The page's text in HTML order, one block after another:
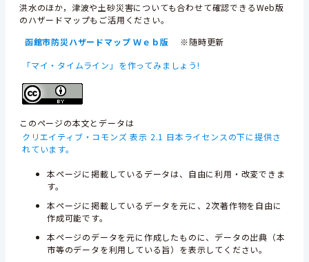
洪水のほか，津波や土砂災害についても合わせて確認できるWeb版
のハザードマップもご活用ください。
函館市防災ハザードマップ Ｗｅｂ版
※随時更新
「マイ・タイムライン」を作ってみましょう!
このページの本文とデータは
クリエイティブ・コモンズ 表示 2.1 日本ライセンスの下に提供さ
れています。
本ページに掲載しているデータは、自由に利用・改変できま
す。
本ページに掲載しているデータを元に、2次著作物を自由に
作成可能です。
本ページのデータを元に作成したものに、データの出典（本
市等のデータを利用している旨）を表示してください。